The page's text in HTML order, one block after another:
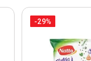
-29%